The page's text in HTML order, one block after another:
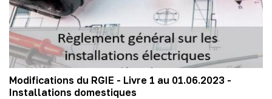
Modifications du RGIE - Livre 1 au 01.06.2023 -
Installations domestiques